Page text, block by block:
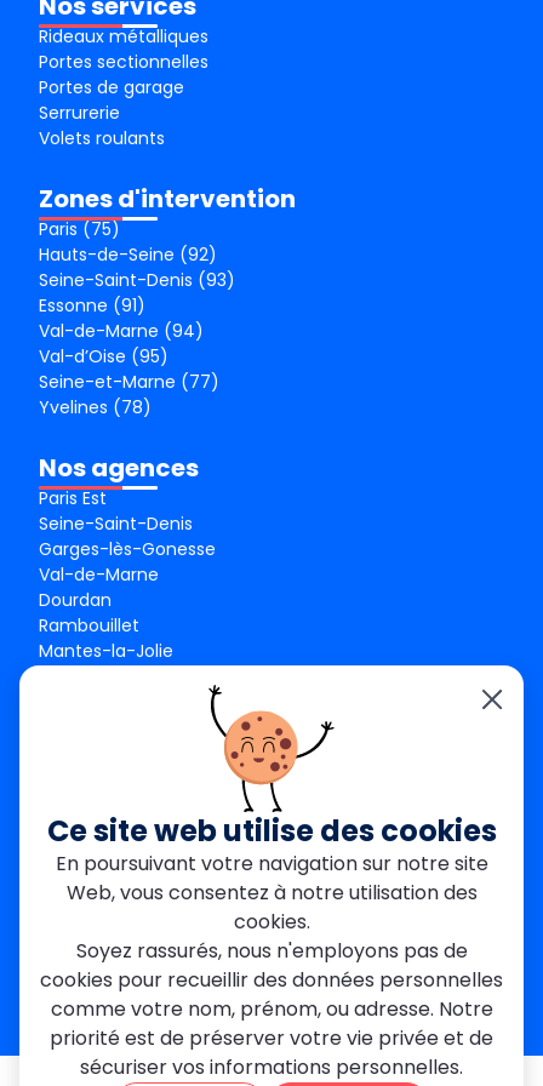
Rideaux métalliques
Portes sectionnelles
Portes de garage
Serrurerie
Volets roulants
Zones d'intervention
Paris (75)
Hauts-de-Seine (92)
Seine-Saint-Denis (93)
Essonne (91)
Val-de-Marne (94)
Val-d’Oise (95)
Seine-et-Marne (77)
Yvelines (78)
Nos agences
Paris Est
Seine-Saint-Denis
Garges-lès-Gonesse
Val-de-Marne
Dourdan
Rambouillet
Mantes-la-Jolie
contact@metallerie-grand-paris.com
46 bis Av. du Maine, 75015 Paris
Mentions légales
Politique De Confidentialité
Cookies
CGV
Engagements Clients
À propos
Blog Plan du site Avis FAQ
Ce site web utilise des cookies
En poursuivant votre navigation sur notre site
Web, vous consentez à notre utilisation des
cookies.
Soyez rassurés, nous n'employons pas de
cookies pour recueillir des données personnelles
comme votre nom, prénom, ou adresse. Notre
priorité est de préserver votre vie privée et de
sécuriser vos informations personnelles.